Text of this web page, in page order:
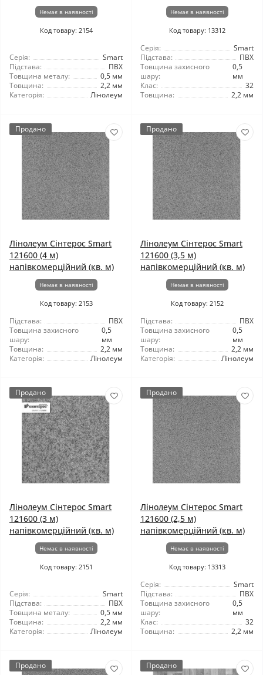
Немає в наявності
Код товару: 2154
Серія:
Smart
Підстава:
ПВХ
Товщина металу:
0,5 мм
Товщина:
2,2 мм
Категорія:
Лінолеум
Немає в наявності
Код товару: 13312
Серія:
Smart
Підстава:
ПВХ
Товщина захисного
шару:
0,5
мм
Клас:
32
Товщина:
2,2 мм
Продано
Лінолеум Сінтерос Smart
121600 (4 м)
напівкомерційний (кв. м)
Немає в наявності
Код товару: 2153
Підстава:
ПВХ
Товщина захисного
шару:
0,5
мм
Товщина:
2,2 мм
Категорія:
Лінолеум
Продано
Лінолеум Сінтерос Smart
121600 (3,5 м)
напівкомерційний (кв. м)
Немає в наявності
Код товару: 2152
Підстава:
ПВХ
Товщина захисного
шару:
0,5
мм
Товщина:
2,2 мм
Категорія:
Лінолеум
Продано
Лінолеум Сінтерос Smart
121600 (3 м)
напівкомерційний (кв. м)
Немає в наявності
Код товару: 2151
Серія:
Smart
Підстава:
ПВХ
Товщина металу:
0,5 мм
Товщина:
2,2 мм
Категорія:
Лінолеум
Продано
Лінолеум Сінтерос Smart
121600 (2,5 м)
напівкомерційний (кв. м)
Немає в наявності
Код товару: 13313
Серія:
Smart
Підстава:
ПВХ
Товщина захисного
шару:
0,5
мм
Клас:
32
Товщина:
2,2 мм
Продано Продано